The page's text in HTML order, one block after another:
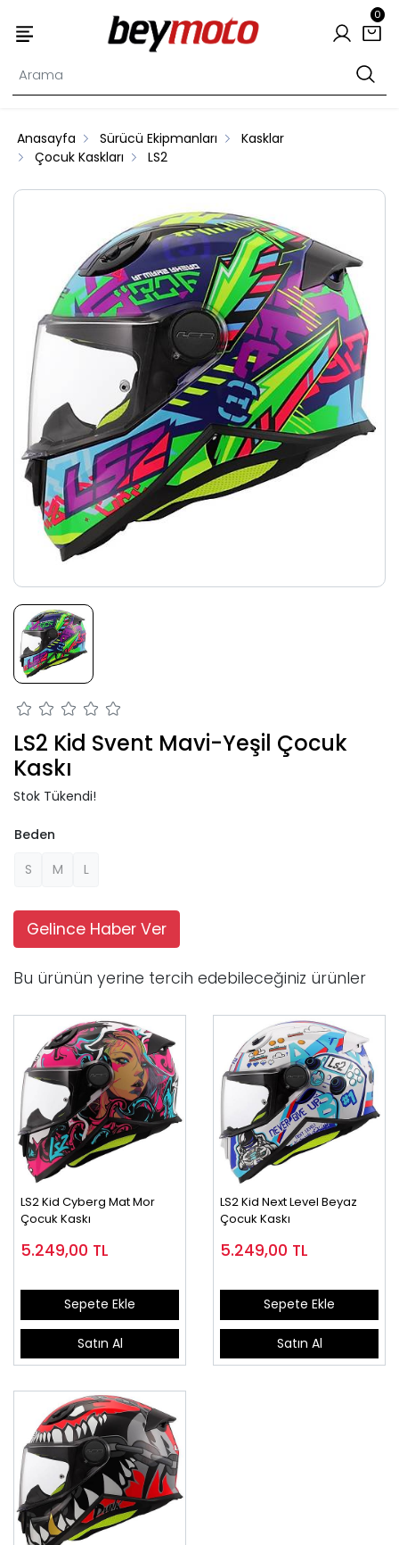
0
Anasayfa Sürücü Ekipmanları
Kasklar
Çocuk Kaskları
LS2
LS2 Kid Svent Mavi-Yeşil Çocuk
Kaskı
Stok Tükendi!
Beden
S
M L
Gelince Haber Ver
Bu ürünün yerine tercih edebileceğiniz ürünler
LS2 Kid Cyberg Mat Mor
Çocuk Kaskı
5.249,00 TL
Sepete Ekle
Satın Al
LS2 Kid Next Level Beyaz
Çocuk Kaskı
5.249,00 TL
Sepete Ekle
Satın Al